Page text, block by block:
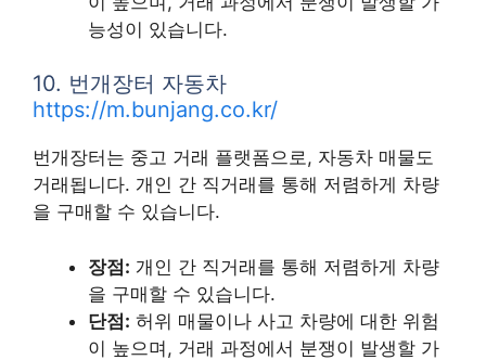
능성이 있습니다.
10. 번개장터 자동차
https://m.bunjang.co.kr/
번개장터는 중고 거래 플랫폼으로, 자동차 매물도
거래됩니다. 개인 간 직거래를 통해 저렴하게 차량
을 구매할 수 있습니다.
장점: 개인 간 직거래를 통해 저렴하게 차량
을 구매할 수 있습니다.
단점: 허위 매물이나 사고 차량에 대한 위험
이 높으며, 거래 과정에서 분쟁이 발생할 가